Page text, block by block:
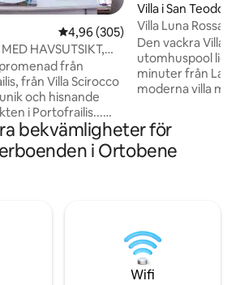
4,96 av 5 i genomsnittligt
4,96 (305)
HAVSUTSIKT,
från
från Villa Scirocco
och hisnande
i Portofrailis...
kan erbjuda dig en
Saracen-tornet
stränderna i
par och familjer.
Villa i San Teodoro
Villa Luna Rossa
Den vackra Villa
utomhuspool
minuter från La
moderna villa
diskmaskin, 4
bottenvåningen
på
satellit-TV.
bekvämligheter för
i Ortobene
Wifi